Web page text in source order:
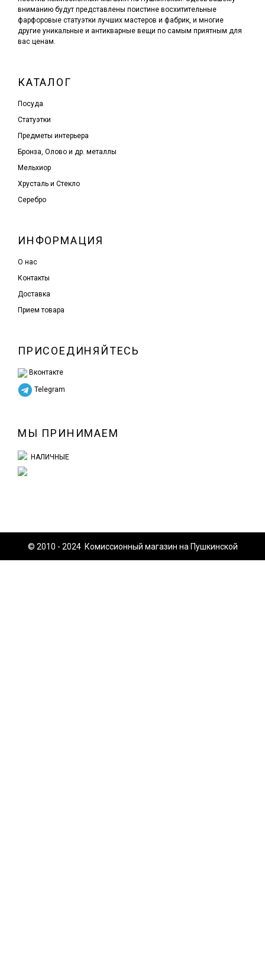
вниманию будут представлены поистине восхитительные
фарфоровые статуэтки лучших мастеров и фабрик, и многие
другие уникальные и антикварные вещи по самым приятным для
вас ценам.
КАТАЛОГ
Посуда
Статуэтки
Предметы интерьера
Бронза, Олово и др. металлы
Мельхиор
Хрусталь и Стекло
Серебро
ИНФОРМАЦИЯ
О нас
Контакты
Доставка
Прием товара
ПРИСОЕДИНЯЙТЕСЬ
Вконтакте
Telegram
МЫ ПРИНИМАЕМ
НАЛИЧНЫЕ
© 2010 - 2024 Комиссионный магазин на Пушкинской